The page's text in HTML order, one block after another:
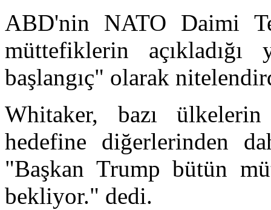
ABD'nin NATO Daimi
müttefiklerin
başlangıç" olarak
Whitaker, bazı
hedefine diğerlerinden
"Başkan Trump bütün
bekliyor." dedi.